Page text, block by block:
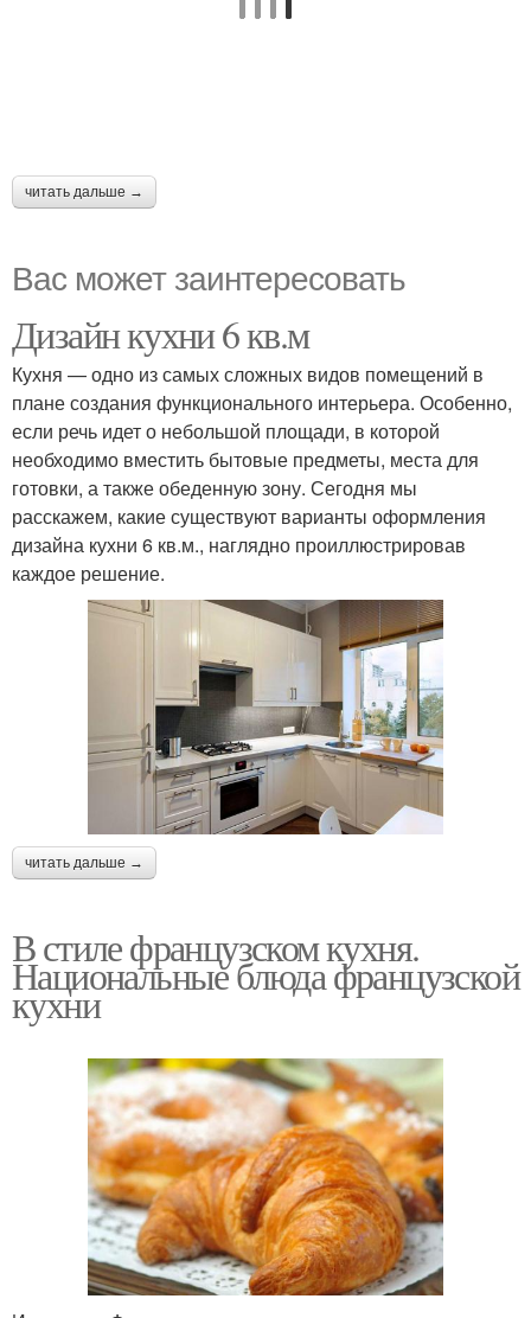
читать дальше →
Вас может заинтересовать
Дизайн кухни 6 кв.м
Кухня — одно из самых сложных видов помещений в
плане создания функционального интерьера. Особенно,
если речь идет о небольшой площади, в которой
необходимо вместить бытовые предметы, места для
готовки, а также обеденную зону. Сегодня мы
расскажем, какие существуют варианты оформления
дизайна кухни 6 кв.м., наглядно проиллюстрировав
каждое решение.
читать дальше →
В стиле французском кухня.
Национальные блюда французской
кухни